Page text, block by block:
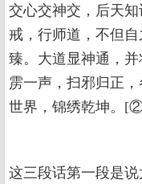
交心交神交，后天
戒，行师道，不但
臻。大道显神通，
雳一声，扫邪归正
世界，锦绣乾坤。
这三段话第一段是